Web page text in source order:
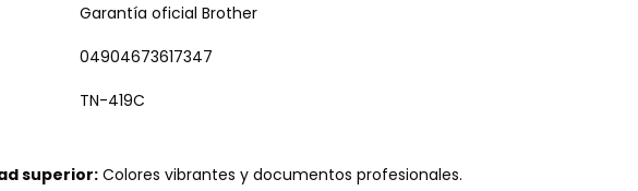
Garantía oficial Brother
04904673617347
TN-419C
superior: Colores vibrantes y documentos profesionales.